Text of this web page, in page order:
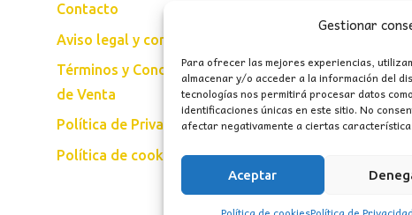
Gestionar
Para ofrecer las mejores experiencias,
almacenar y/o acceder a la información del
tecnologías nos permitirá procesar datos
identificaciones únicas en este sitio. No
afectar negativamente a ciertas
Aceptar
Contacto
Aviso legal y condiciones de uso
Términos y Condiciones Generales
de Venta
Política de Privacidad
Política de cookies (UE)